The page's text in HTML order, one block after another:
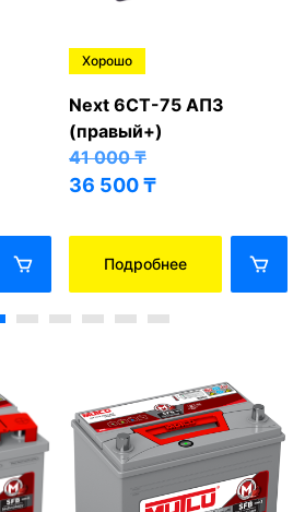
Хорошо
Next 6СТ-75 АПЗ
(правый+)
41 000₸
36 500₸
Подробнее